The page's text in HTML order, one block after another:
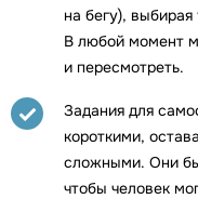
на бегу),
В любой момент
и пересмотреть.
Задания для
короткими,
сложными. Они
чтобы человек